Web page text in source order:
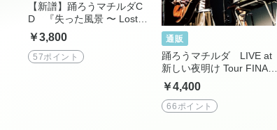
【新譜】踊ろうマチルダC
D 『失った風景 〜 Lost S
cenes 〜 Private Recordin
gs 2014-2016』
￥3,800
57ポイント
通販
踊ろうマチルダ LIVE at
新しい夜明け Tour FINAL -
DVD + CD（送料込）
￥4,400
66ポイント